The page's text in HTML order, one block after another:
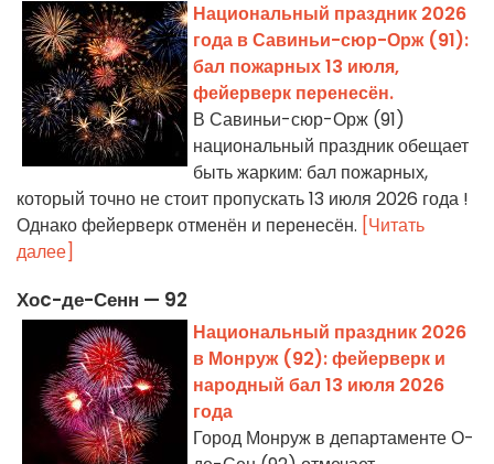
Национальный праздник 2026
года в Савиньи-сюр-Орж (91):
бал пожарных 13 июля,
фейерверк перенесён.
В Савиньи-сюр-Орж (91)
национальный праздник обещает
быть жарким: бал пожарных,
который точно не стоит пропускать 13 июля 2026 года !
Однако фейерверк отменён и перенесён. [Читать
далее]
Хоc-де-Сенн — 92
Национальный праздник 2026
в Монруж (92): фейерверк и
народный бал 13 июля 2026
года
Город Монруж в департаменте О-